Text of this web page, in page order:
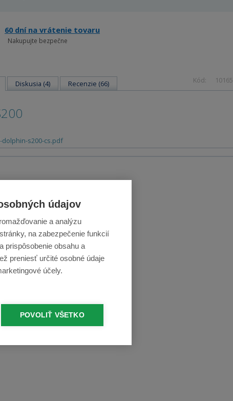
60 dní na vrátenie tovaru
Nakupujte bezpečne
Kód:
Diskusia (4) Recenzie (66)
dolphin-s200-cs.pdf
údajov
a analýzu
na zabezpečenie funkcií
prispôsobenie obsahu a
preniesť určité osobné údaje
účely.
POVOLIŤ VŠETKO